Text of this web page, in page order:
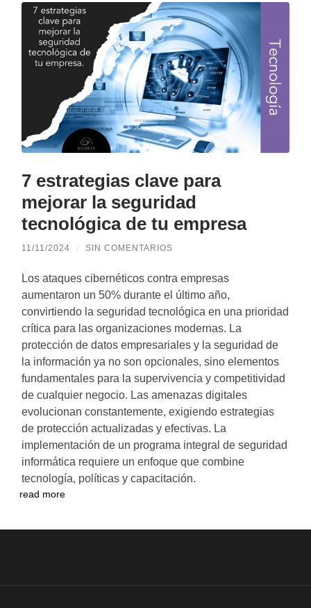
7 estrategias clave para
mejorar la seguridad
tecnológica de tu empresa
11/11/2024 / SIN COMENTARIOS
Los ataques cibernéticos contra empresas
aumentaron un 50% durante el último año,
convirtiendo la seguridad tecnológica en una prioridad
crítica para las organizaciones modernas. La
protección de datos empresariales y la seguridad de
la información ya no son opcionales, sino elementos
fundamentales para la supervivencia y competitividad
de cualquier negocio. Las amenazas digitales
evolucionan constantemente, exigiendo estrategias
de protección actualizadas y efectivas. La
implementación de un programa integral de seguridad
informática requiere un enfoque que combine
tecnología, políticas y capacitación.
read more